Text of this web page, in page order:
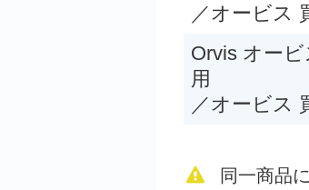
エーベ
／オービス
Orvis オー
用
／オービス
同一商品